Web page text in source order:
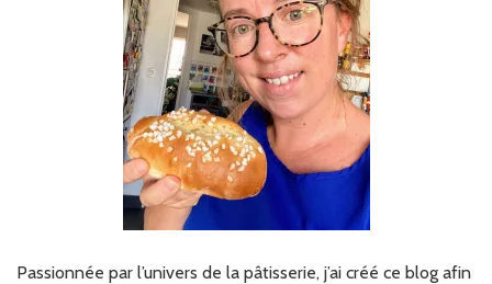
Passionnée par l’univers de la pâtisserie, j’ai créé ce blog afin